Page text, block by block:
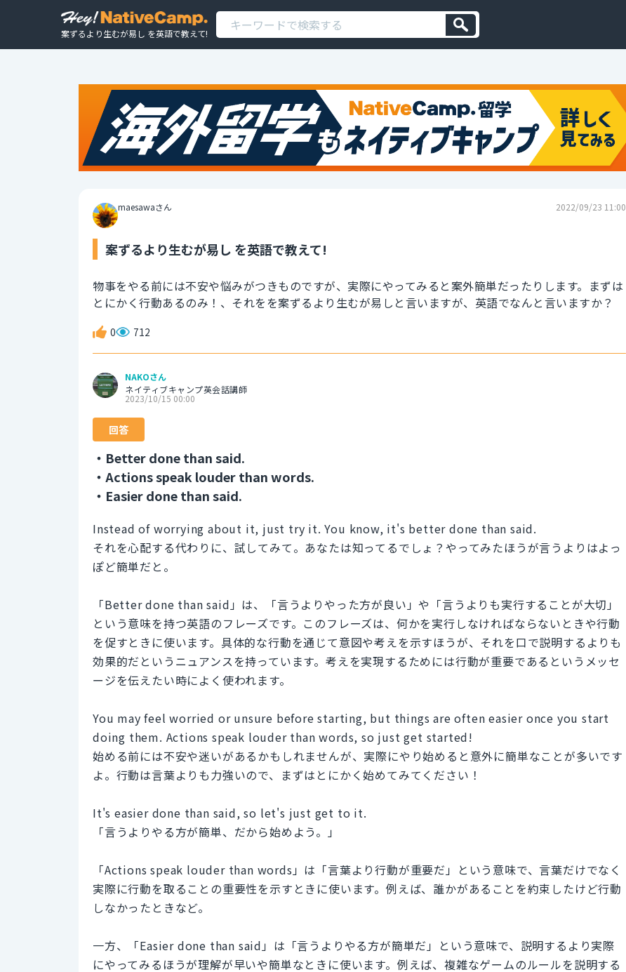
案ずるより生むが易し を英語で教えて!
maesawaさん 2022/09/23 11:00
案ずるより生むが易し を英語で教えて!
物事をやる前には不安や悩みがつきものですが、実際にやってみると案外簡単だったりします。まずは
とにかく行動あるのみ！、それをを案ずるより生むが易しと言いますが、英語でなんと言いますか？
0 712
NAKOさん
ネイティブキャンプ英会話講師
2023/10/15 00:00
回答
・Better done than said.
・Actions speak louder than words.
・Easier done than said.
Instead of worrying about it, just try it. You know, it's better done than said.
それを心配する代わりに、試してみて。あなたは知ってるでしょ？やってみたほうが言うよりはよっ
ぽど簡単だと。
「Better done than said」は、「言うよりやった方が良い」や「言うよりも実行することが大切」
という意味を持つ英語のフレーズです。このフレーズは、何かを実行しなければならないときや行動
を促すときに使います。具体的な行動を通じて意図や考えを示すほうが、それを口で説明するよりも
効果的だというニュアンスを持っています。考えを実現するためには行動が重要であるというメッセ
ージを伝えたい時によく使われます。
You may feel worried or unsure before starting, but things are often easier once you start
doing them. Actions speak louder than words, so just get started!
始める前には不安や迷いがあるかもしれませんが、実際にやり始めると意外に簡単なことが多いです
よ。行動は言葉よりも力強いので、まずはとにかく始めてみてください！
It's easier done than said, so let's just get to it.
「言うよりやる方が簡単、だから始めよう。」
「Actions speak louder than words」は「言葉より行動が重要だ」という意味で、言葉だけでなく
実際に行動を取ることの重要性を示すときに使います。例えば、誰かがあることを約束したけど行動
しなかったときなど。
一方、「Easier done than said」は「言うよりやる方が簡単だ」という意味で、説明するより実際
にやってみるほうが理解が早いや簡単なときに使います。例えば、複雑なゲームのルールを説明する